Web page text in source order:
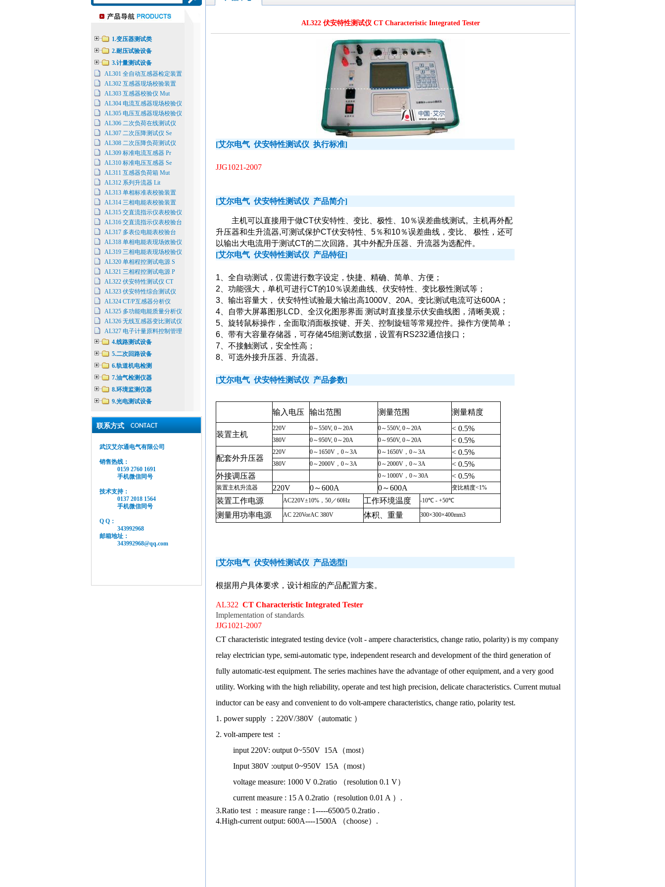
1.变压器测试类
2.耐压试验设备
3.计量测试设备
AL301 全自动互感器检定装置
AL302 互感器现场校验装置
AL303 互感器校验仪 Mut
AL304 电流互感器现场校验仪
AL305 电压互感器现场校验仪
AL306 二次负荷在线测试仪
AL307 二次压降测试仪 Se
AL308 二次压降负荷测试仪
AL309 标准电流互感器 Pr
AL310 标准电压互感器 Se
AL311 互感器负荷箱 Mut
AL312 系列升流器 Lit
AL313 单相标准表校验装置
AL314 三相电能表校验装置
AL315 交直流指示仪表校验仪
AL316 交直流指示仪表校验台
AL317 多表位电能表校验台
AL318 单相电能表现场效验仪
AL319 三相电能表现场校验仪
AL320 单相程控测试电源 S
AL321 三相程控测试电源 P
AL322 伏安特性测试仪 CT
AL323 伏安特性综合测试仪
AL324 CT/P互感器分析仪
AL325 多功能电能质量分析仪
AL326 无线互感器变比测试仪
AL327 电子计量原料控制管理
4.线路测试设备
5.二次回路设备
6.轨道机电检测
7.油气检测仪器
8.环境监测仪器
9.光电测试设备
联系方式
武汉艾尔通电气有限公司
销售热线：
0159 2760 1691
手机微信同号
技术支持：
0137 2018 1564
手机微信同号
Q Q：
343992968
邮箱地址：
343992968@qq.com
AL322 伏安特性测试仪 CT Characteristic Integrated Tester
[艾尔电气 伏安特性测试仪 执行标准]
JJG1021-2007
[艾尔电气 伏安特性测试仪 产品简介]
主机可以直接用于做CT伏安特性、变比、极性、 10％误差曲线测试。主机再外配
升压器和生升流器,可测试保护CT伏安特性、 5％和10％误差曲线，变比、 极性，还可
以输出大电流用于测试CT的二次回路。其中外配升压器、升流器为选配件。
[艾尔电气 伏安特性测试仪 产品特征]
1、全自动测试，仅需进行数字设定，快捷、精确、简单、方便；
2、功能强大，单机可进行CT的10％误差曲线、伏安特性、变比极性测试等；
3、输出容量大， 伏安特性试验最大输出高1000V 20A。变比测试电流可达600A ；
4、自带大屏幕图形LCD 、全汉化图形界面 测试时直接显示伏安曲线图，清晰美观；
5、旋转鼠标操作，全面取消面板按键、开关、控制旋钮等常规控件。操作方便简单；
6、带有大容量存储器，可存储45组测试数据，设置有RS232通信接口；
7、不接触测试，安全性高；
8、可选外接升压器、升流器。
[艾尔电气 伏安特性测试仪 产品参数]
输入电压 输出范围 测量范围 测量精度
装置主机
220V 0～550V, 0～20A 0～550V, 0～20A < 0.5%
380V 0～950V, 0～20A 0～950V, 0～20A < 0.5%
配套外升压器
220V 0～1650V，0～3A 0～1650V，0～3A < 0.5%
380V 0～2000V，0～3A 0～2000V，0～3A
< 0.5%
外接调压器
0～1000V，0～30A < 0.5%
装置主机升流器 220V 0～600A 0～600A 变比精度<1%
装置工作电源 AC220V±10%，50／60Hz 工作环境温度 -10℃ - +50℃
测量用功率电源 AC 220VorAC 380V 体积、重量 300×300×400mm3
[艾尔电气 伏安特性测试仪 产品选型]
根据用户具体要求，设计相应的产品配置方案。
AL322 CT Characteristic Integrated Tester
Implementation of standards.
JJG1021-2007
CT characteristic integrated testing device (volt - ampere characteristics, change ratio, polarity) is my company
relay electrician type, semi-automatic type, independent research and development of the third generation of
fully automatic-test equipment. The series machines have the advantage of other equipment, and a very good
utility. Working with the high reliability, operate and test high precision, delicate characteristics. Current mutual
inductorcan be easy and convenient to do volt-ampere characteristics, change ratio, polarity test.
1. power supply
： 220V/380V （automatic ）
2. volt-ampere test
：
input 220V: output 0~550V 15A （most）
Input 380V :output 0~950V 15A （most）
voltage measure: 1000 V 0.2ratio
（resolution 0.1 V）
current measure : 15 A 0.2ratio （resolution 0.01 A ） .
3.Ratio test
： measure range : 1-----6500/5 0.2ratio .
4.High-current output: 600A----1500A
（choose） .